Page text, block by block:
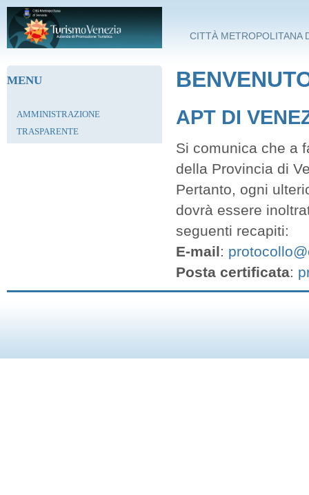
Salta al contenuto principale
CITTÀ METROPOLITANA
MENU
AMMINISTRAZIONE
TRASPARENTE
APT DI
Si comunica che a
della Provincia di
Pertanto, ogni
dovrà essere
seguenti recapiti:
E-mail:
Posta certificata: